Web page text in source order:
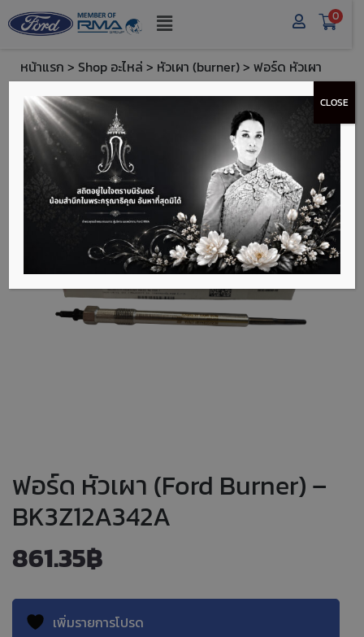
0
หน้าแรก > Shop อะไหล่ > หัวเผา (burner)> ฟอร์ด หัวเผา
(Ford Burner) - BK3Z12A342A
ฟอร์ด หัวเผา (Ford Burner) –
BK3Z12A342A
861.35฿
เพิ่มรายการโปรด
CLOSE